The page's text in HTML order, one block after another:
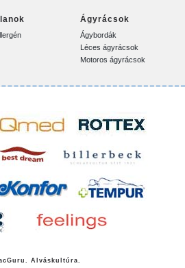
Ágyrácsok
Ágybordák
Léces ágyrácsok
Motoros ágyrácsok
Guru. Alváskultúra.